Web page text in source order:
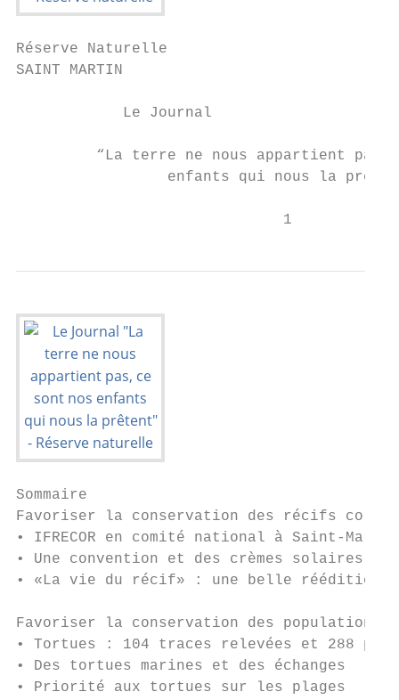
Réserve Naturelle
SAINT MARTIN
Le Journal
“La terre ne nous appartient pas,
enfants qui nous la
                              1
Sommaire
Favoriser la conservation des récifs
• IFRECOR en comité national à
• Une convention et des crèmes
• «La vie du récif» : une belle
Favoriser la conservation des populations
• Tortues : 104 traces relevées
• Des tortues marines et des
• Priorité aux tortues sur les